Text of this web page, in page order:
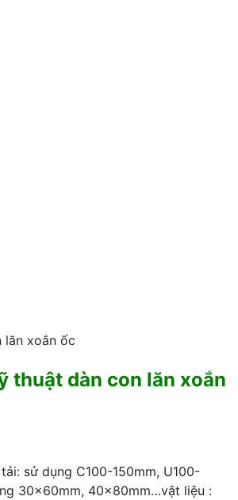
lăn xoắn ốc
thuật dàn con lăn xoắn
sử dụng C100-150mm, U100-
30x60mm, 40x80mm…vật liệu :